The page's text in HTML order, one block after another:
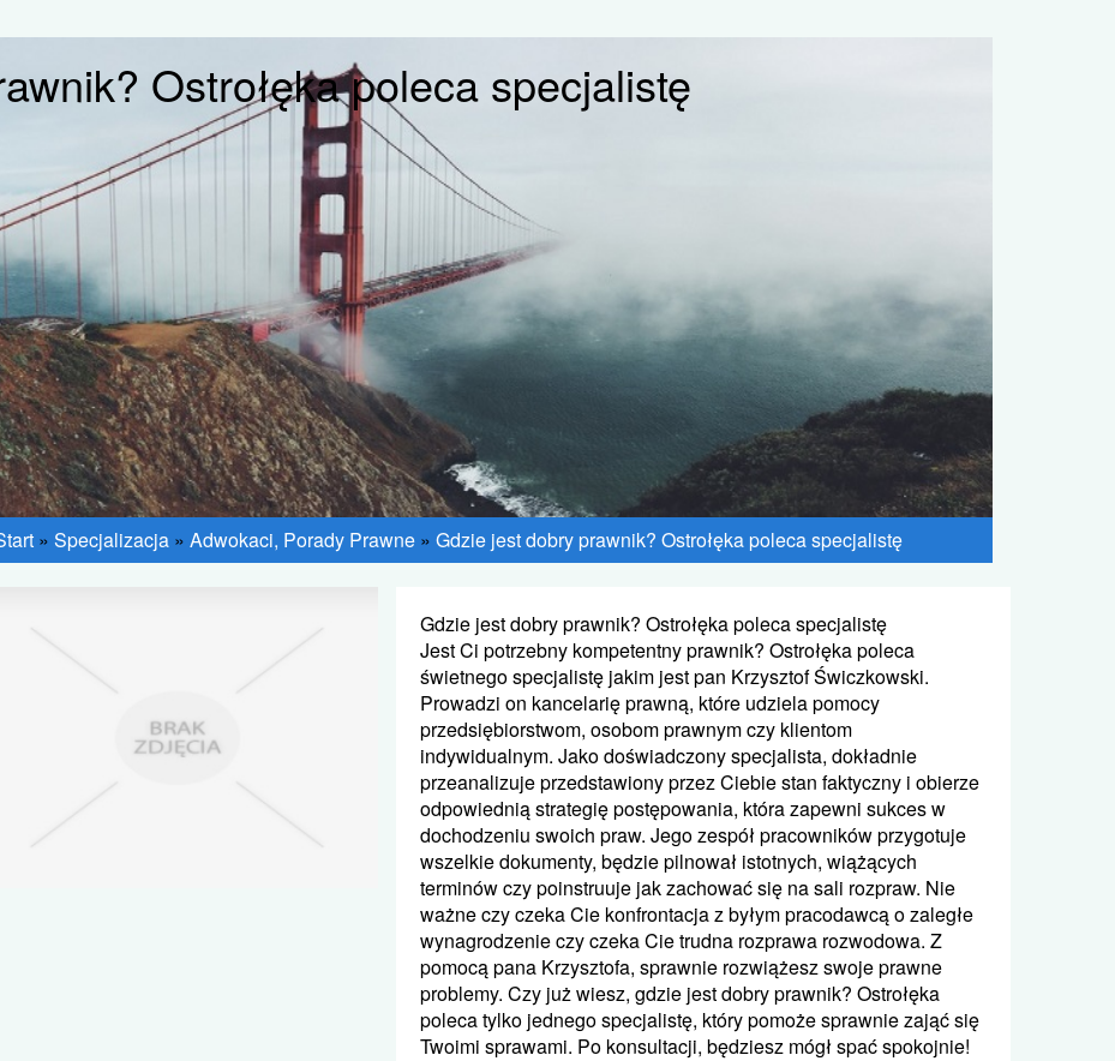
Ostrołęka poleca specjalistę
» Specjalizacja» Adwokaci, Porady Prawne» Gdzie jest dobry prawnik? Ostrołęka poleca specjalistę
Gdzie jest dobry prawnik? Ostrołęka poleca specjalistę
Jest Ci potrzebny kompetentny prawnik? Ostrołęka poleca
świetnego specjalistę jakim jest pan Krzysztof Świczkowski.
Prowadzi on kancelarię prawną, które udziela pomocy
przedsiębiorstwom, osobom prawnym czy klientom
indywidualnym. Jako doświadczony specjalista, dokładnie
przeanalizuje przedstawiony przez Ciebie stan faktyczny i obierze
odpowiednią strategię postępowania, która zapewni sukces w
dochodzeniu swoich praw. Jego zespół pracowników przygotuje
wszelkie dokumenty, będzie pilnował istotnych, wiążących
terminów czy poinstruuje jak zachować się na sali rozpraw. Nie
ważne czy czeka Cie konfrontacja z byłym pracodawcą o zaległe
wynagrodzenie czy czeka Cie trudna rozprawa rozwodowa. Z
pomocą pana Krzysztofa, sprawnie rozwiążesz swoje prawne
problemy. Czy już wiesz, gdzie jest dobry prawnik? Ostrołęka
poleca tylko jednego specjalistę, który pomoże sprawnie zająć się
Twoimi sprawami. Po konsultacji, będziesz mógł spać spokojnie!